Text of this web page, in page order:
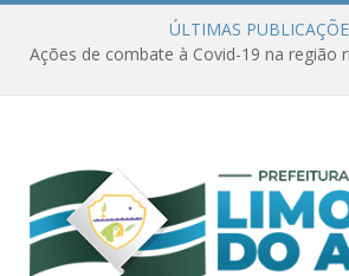
ÚLTIMAS